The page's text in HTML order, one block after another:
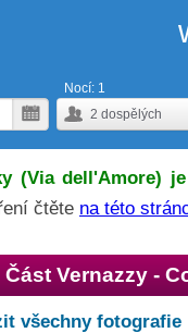
2 dospělých
Nocí: 1
(Via dell'Amore)
čtěte na této
Vernazzy -
všechny fotografie